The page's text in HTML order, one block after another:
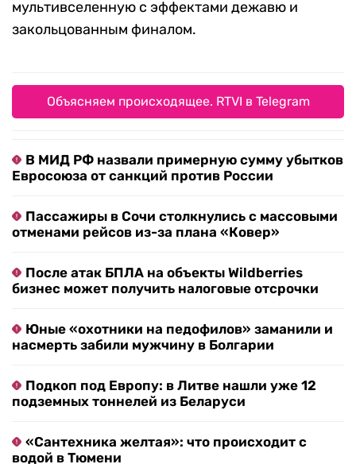
мультивселенную с эффектами дежавю и
закольцованным финалом.
Объясняем происходящее. RTVI в Telegram
В МИД РФ назвали примерную сумму убытков
Евросоюза от санкций против России
Пассажиры в Сочи столкнулись с массовыми
отменами рейсов из-за плана «Ковер»
После атак БПЛА на объекты Wildberries
бизнес может получить налоговые отсрочки
Юные «охотники на педофилов» заманили и
насмерть забили мужчину в Болгарии
Подкоп под Европу: в Литве нашли уже 12
подземных тоннелей из Беларуси
«Сантехника желтая»: что происходит с
водой в Тюмени